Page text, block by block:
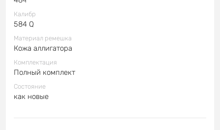
Калибр
584 Q
Материал ремешка
Кожа аллигатора
Комплектация
Полный комплект
Состояние
как новые